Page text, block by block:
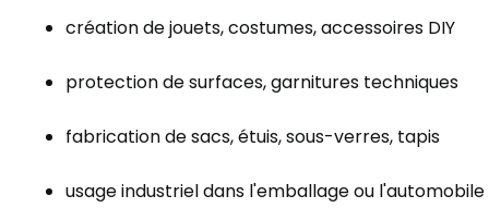
création de jouets, costumes, accessoires DIY
protection de surfaces, garnitures techniques
fabrication de sacs, étuis, sous-verres, tapis
usage industriel dans l'emballage ou l'automobile